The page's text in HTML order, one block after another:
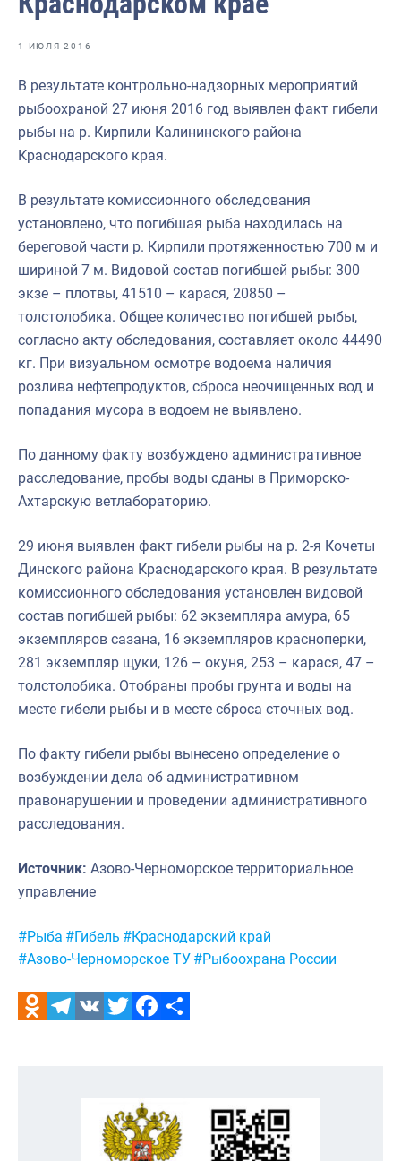
Отраслевые СМИ
Выставки и конференции
Научно-практическая литература
Рыбоохрана России
Большая африканская экспедиция
Укрепление духовно-нравственных ценностей
1 ИЮЛЯ 2016
В результате контрольно-надзорных мероприятий
рыбоохраной 27 июня 2016 год выявлен факт гибели
рыбы на р. Кирпили Калининского района
Краснодарского края.
В результате комиссионного обследования
установлено, что погибшая рыба находилась на
береговой части р. Кирпили протяженностью 700 м и
шириной 7 м. Видовой состав погибшей рыбы: 300
экзе – плотвы, 41510 – карася, 20850 –
толстолобика. Общее количество погибшей рыбы,
согласно акту обследования, составляет около 44490
кг. При визуальном осмотре водоема наличия
розлива нефтепродуктов, сброса неочищенных вод и
попадания мусора в водоем не выявлено.
По данному факту возбуждено административное
расследование, пробы воды сданы в Приморско-
Ахтарскую ветлабораторию.
29 июня выявлен факт гибели рыбы на р. 2-я Кочеты
Динского района Краснодарского края. В результате
комиссионного обследования установлен видовой
состав погибшей рыбы: 62 экземпляра амура, 65
экземпляров сазана, 16 экземпляров красноперки,
281 экземпляр щуки, 126 – окуня, 253 – карася, 47 –
толстолобика. Отобраны пробы грунта и воды на
месте гибели рыбы и в месте сброса сточных вод.
По факту гибели рыбы вынесено определение о
возбуждении дела об административном
правонарушении и проведении административного
расследования.
Источник: Азово-Черноморское территориальное
управление
Метки:
#Рыба #Гибель #Краснодарский край
#Азово-Черноморское ТУ #Рыбоохрана России